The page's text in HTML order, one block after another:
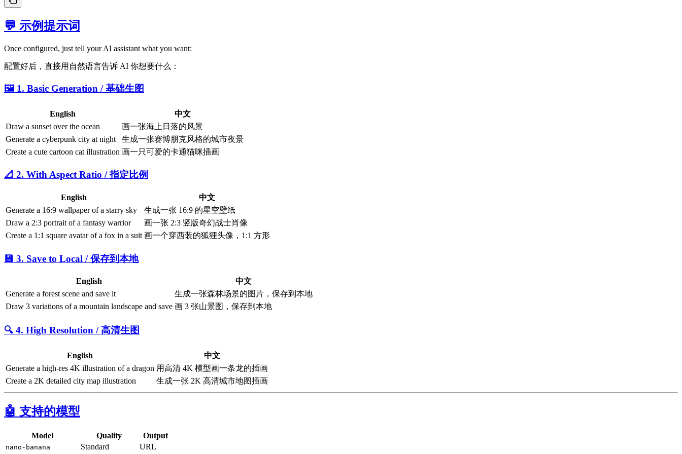
💬 示例提示词
Once configured, just tell your AI assistant what you want:
配置好后，直接用自然语言告诉 AI 你想要什么：
🖼️ 1. Basic Generation / 基础生图
English
中文
Draw a sunset over the ocean
画一张海上日落的风景
Generate a cyberpunk city at night
生成一张赛博朋克风格的城市夜景
Create a cute cartoon cat illustration 画一只可爱的卡通猫咪插画
📐 2. With Aspect Ratio / 指定比例
English
中文
Generate a 16:9 wallpaper of a starry sky
生成一张 16:9 的星空壁纸
Draw a 2:3 portrait of a fantasy warrior
画一张 2:3 竖版奇幻战士肖像
Create a 1:1 square avatar of a fox in a suit 画一个穿西装的狐狸头像，1:1 方形
💾 3. Save to Local / 保存到本地
English
中文
Generate a forest scene and save it
生成一张森林场景的图片，保存到本地
Draw 3 variations of a mountain landscape and save 画 3 张山景图，保存到本地
🔍 4. High Resolution / 高清生图
English
中文
Generate a high-res 4K illustration of a dragon 用高清 4K 模型画一条龙的插画
Create a 2K detailed city map illustration
生成一张 2K 高清城市地图插画
🤖 支持的模型
Model Quality Output
nano-banana Standard URL